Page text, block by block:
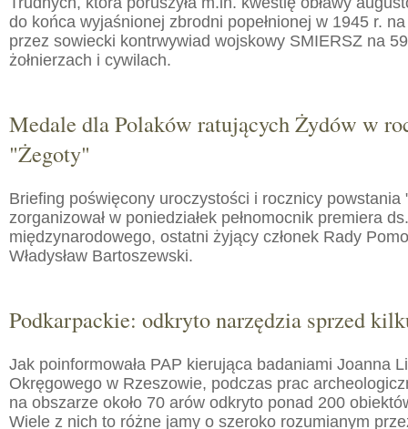
do końca wyjaśnionej zbrodni popełnionej w 1945 r.
przez sowiecki kontrwywiad wojskowy SMIERSZ na
żołnierzach i cywilach.
Medale dla Polaków ratujących Żydów w
"Żegoty"
Briefing poświęcony uroczystości i rocznicy powstania
zorganizował w poniedziałek pełnomocnik premiera
międzynarodowego, ostatni żyjący członek Rady
Władysław Bartoszewski.
Podkarpackie: odkryto narzędzia sprzed
Jak poinformowała PAP kierująca badaniami Joanna
Okręgowego w Rzeszowie, podczas prac
na obszarze około 70 arów odkryto ponad 200
Wiele z nich to różne jamy o szeroko rozumianym